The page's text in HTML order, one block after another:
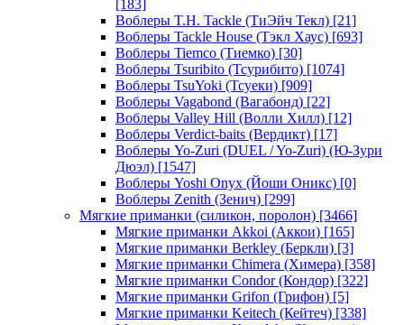
[183]
Воблеры T.H. Tackle (ТиЭйч Текл) [21]
Воблеры Tackle House (Тэкл Хаус) [693]
Воблеры Tiemco (Тиемко) [30]
Воблеры Tsuribito (Тсурибито) [1074]
Воблеры TsuYoki (Тсуеки) [909]
Воблеры Vagabond (Вагабонд) [22]
Воблеры Valley Hill (Волли Хилл) [12]
Воблеры Verdict-baits (Вердикт) [17]
Воблеры Yo-Zuri (DUEL / Yo-Zuri) (Ю-Зури
Дюэл) [1547]
Воблеры Yoshi Onyx (Йоши Оникс) [0]
Воблеры Zenith (Зенич) [299]
Мягкие приманки (силикон, поролон) [3466]
Мягкие приманки Akkoi (Аккои) [165]
Мягкие приманки Berkley (Беркли) [3]
Мягкие приманки Chimera (Химера) [358]
Мягкие приманки Condor (Кондор) [322]
Мягкие приманки Grifon (Грифон) [5]
Мягкие приманки Keitech (Кейтеч) [338]